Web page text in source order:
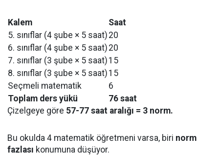
Kalem
Saat
5. sınıflar (4 şube × 5 saat) 20
6. sınıflar (4 şube × 5 saat) 20
7. sınıflar (3 şube × 5 saat) 15
8. sınıflar (3 şube × 5 saat) 15
Seçmeli matematik
6
Toplam ders yükü
76 saat
Çizelgeye göre 57-77 saat aralığı = 3 norm.
Bu okulda 4 matematik öğretmeni varsa, biri norm
fazlası konumuna düşüyor.